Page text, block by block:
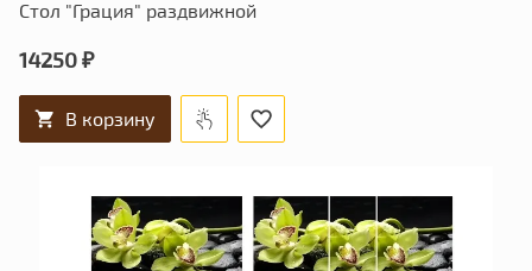
Стол "Грация" раздвижной
14250 ₽
В корзину